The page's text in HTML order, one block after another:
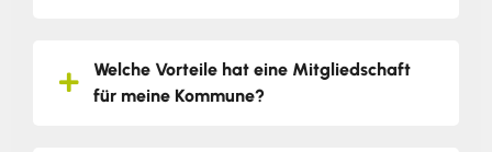
Welche Vorteile hat eine Mitgliedschaft
für meine Kommune?